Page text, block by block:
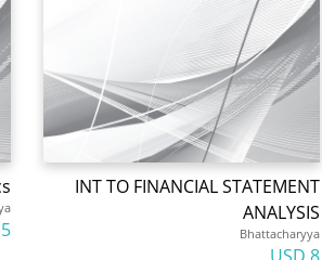
INT TO FINANCIAL STATEMENT
ANALYSIS
Bhattacharyya